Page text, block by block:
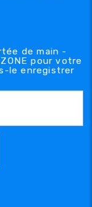
de main -
pour votre
le enregistrer